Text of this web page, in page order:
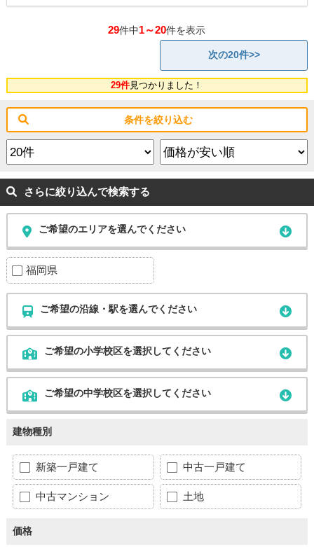
29件中1～20件を表示
次の20件>>
29件見つかりました！
条件を絞り込む
さらに絞り込んで検索する
ご希望のエリアを選んでください
福岡県
ご希望の沿線・駅を選んでください
ご希望の小学校区を選択してください
ご希望の中学校区を選択してください
建物種別
新築一戸建て 中古一戸建て
中古マンション 土地
価格